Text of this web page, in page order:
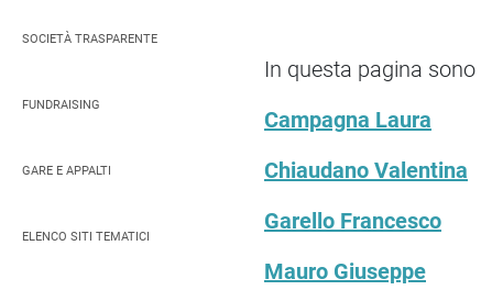
In questa pagina
Campagna Laura
Chiaudano Valentina
Garello Francesco
Mauro Giuseppe
SOCIETÀ TRASPARENTE
FUNDRAISING
GARE E APPALTI
ELENCO SITI TEMATICI